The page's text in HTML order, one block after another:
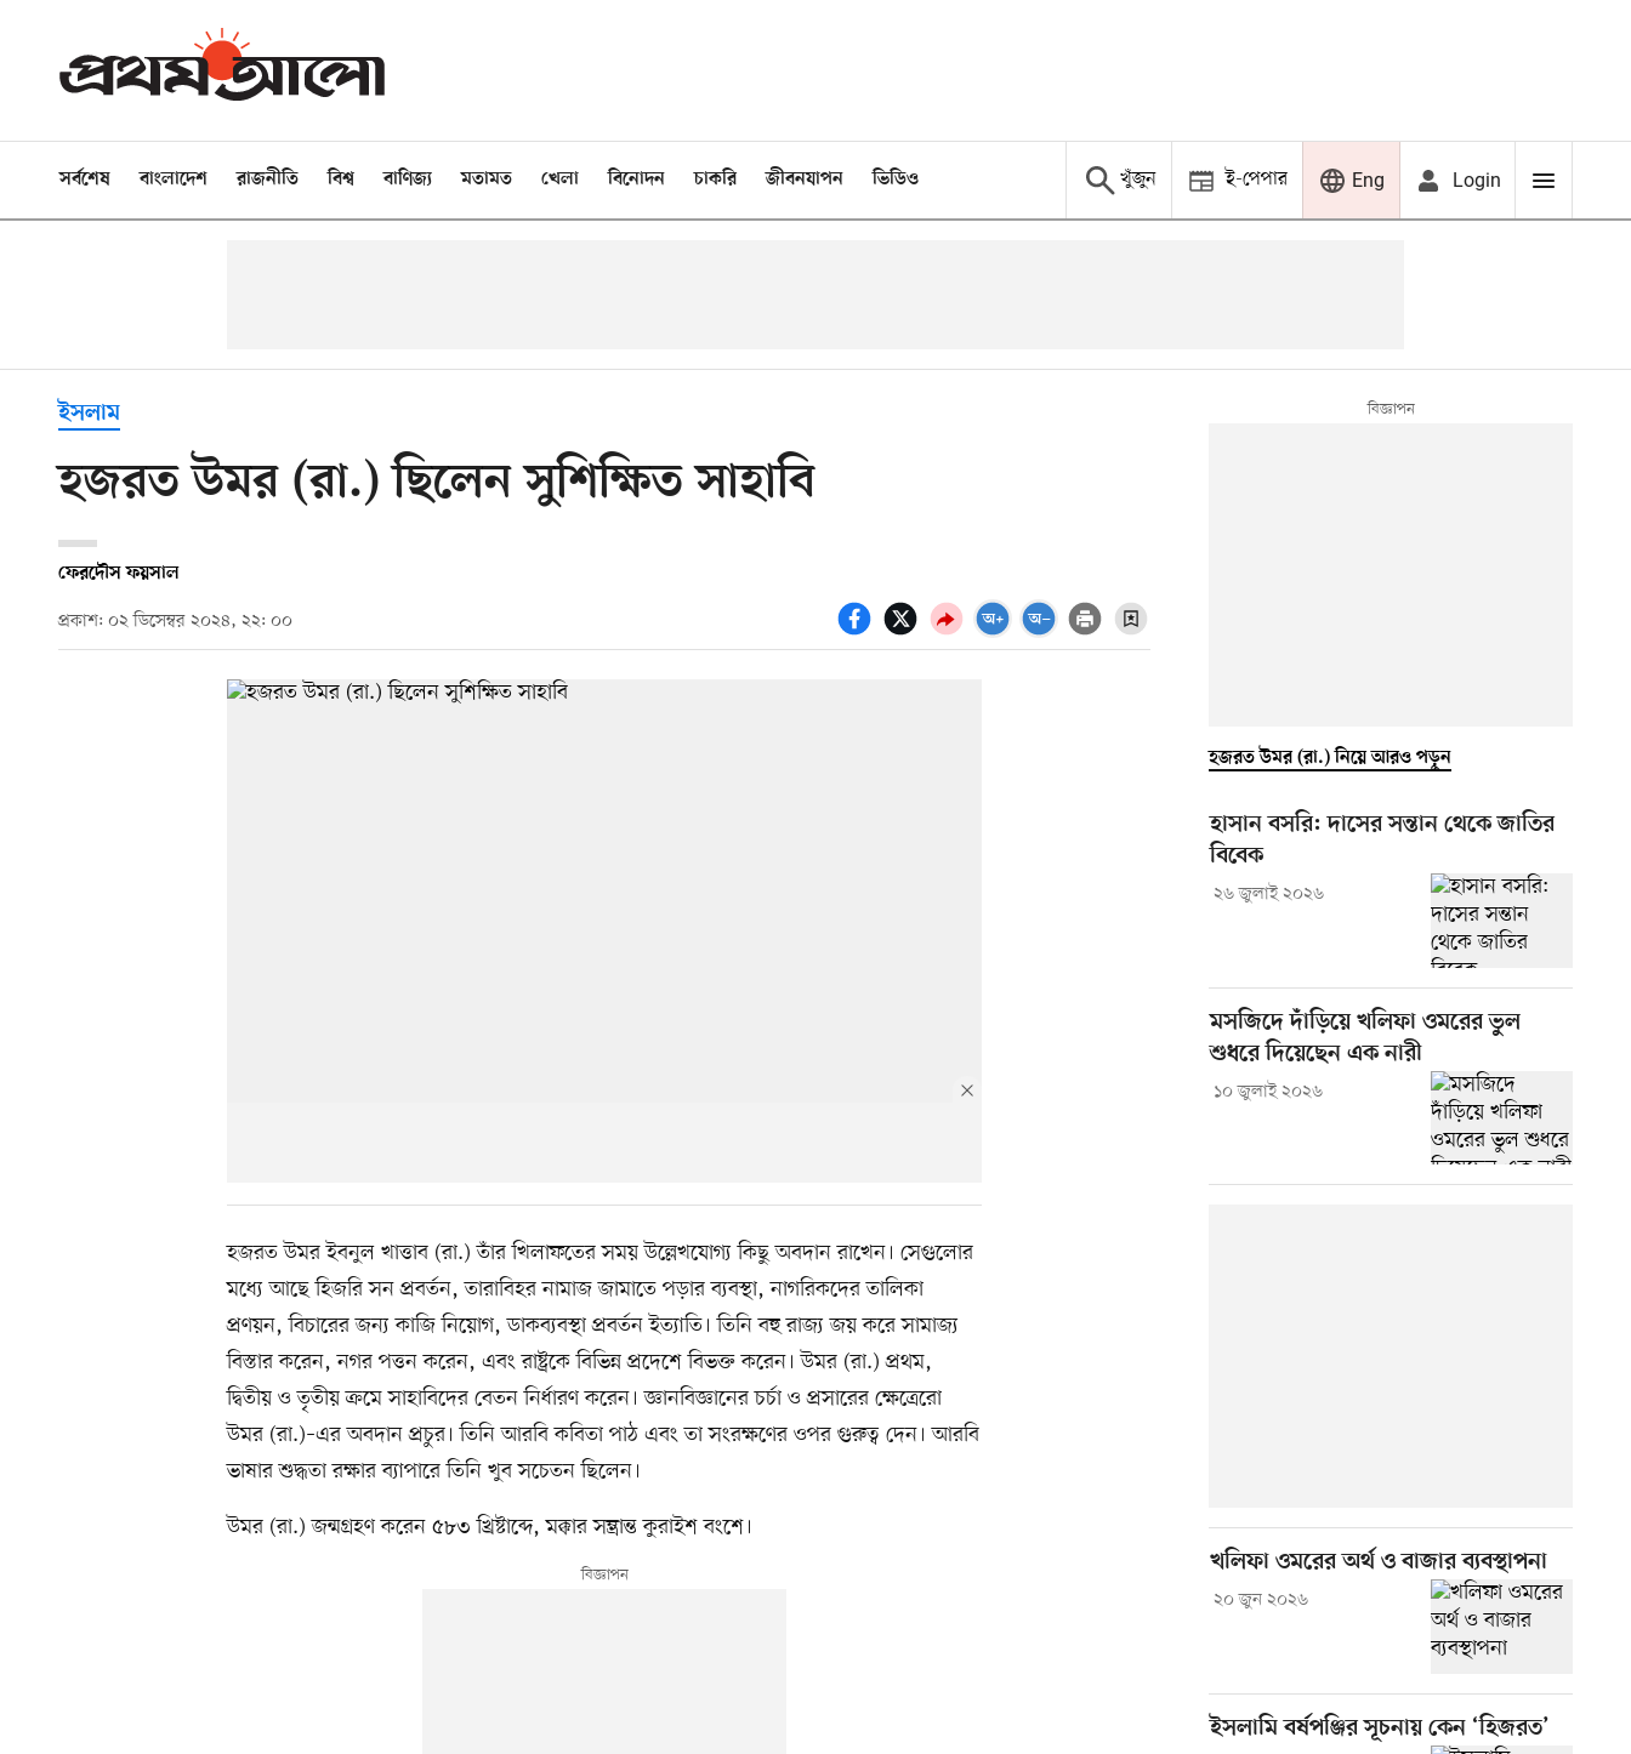
সর্বশেষ বাংলাদেশ রাজনীতি বিশ্ব বাণিজ্য মতামত খেলা বিনোদন চাকরি জীবনযাপন ভিডিও খুঁজুন ই-পেপার Eng Login
ইসলাম
হজরত উমর (রা.) ছিলেন সুশিক্ষিত সাহাবি
ফেরদৌস ফয়সাল
প্রকাশ: ০২ ডিসেম্বর ২০২৪, ২২: ০০
হজরত উমর ইবনুল খাত্তাব (রা.) তাঁর খিলাফতের সময় উল্লেখযোগ্য কিছু অবদান রাখেন। সেগুলোর
মধ্যে আছে হিজরি সন প্রবর্তন, তারাবিহর নামাজ জামাতে পড়ার ব্যবস্থা, নাগরিকদের তালিকা
প্রণয়ন, বিচারের জন্য কাজি নিয়োগ, ডাকব্যবস্থা প্রবর্তন ইত্যাতি। তিনি বহু রাজ্য জয় করে সামাজ্য
বিস্তার করেন, নগর পত্তন করেন, এবং রাষ্ট্রকে বিভিন্ন প্রদেশে বিভক্ত করেন। উমর (রা.) প্রথম,
দ্বিতীয় ও তৃতীয় ক্রমে সাহাবিদের বেতন নির্ধারণ করেন। জ্ঞানবিজ্ঞানের চর্চা ও প্রসারের ক্ষেত্রেরো
উমর (রা.)–এর অবদান প্রচুর। তিনি আরবি কবিতা পাঠ এবং তা সংরক্ষণের ওপর গুরুত্ব দেন। আরবি
ভাষার শুদ্ধতা রক্ষার ব্যাপারে তিনি খুব সচেতন ছিলেন।
উমর (রা.) জন্মগ্রহণ করেন ৫৮৩ খ্রিষ্টাব্দে, মক্কার সম্ভ্রান্ত কুরাইশ বংশে।
হজরত উমর (রা.) নিয়ে আরও পড়ুন
হাসান বসরি: দাসের সন্তান থেকে জাতির
বিবেক
২৬ জুলাই ২০২৬
মসজিদে দাঁড়িয়ে খলিফা ওমরের ভুল
শুধরে দিয়েছেন এক নারী
১০ জুলাই ২০২৬
খলিফা ওমরের অর্থ ও বাজার ব্যবস্থাপনা
২০ জুন ২০২৬
ইসলামি বর্ষপঞ্জির সূচনায় কেন ‘হিজরত’